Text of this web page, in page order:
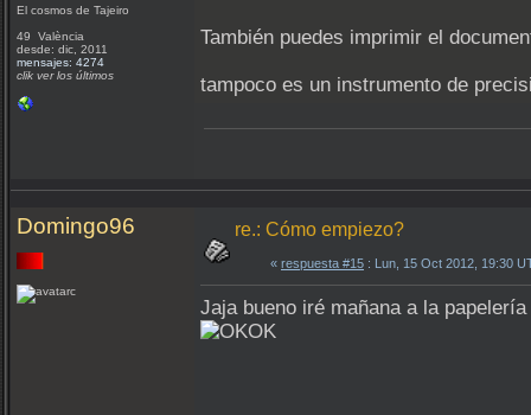
El cosmos de Tajeiro
49 València
desde: dic, 2011
mensajes: 4274
clik ver los últimos
También puedes imprimir el
tampoco es un instrumento de
Domingo96 re.: Cómo empiezo?
« respuesta #15 : Lun, 15 Oct 2012, 19:30
Jaja bueno iré mañana a la